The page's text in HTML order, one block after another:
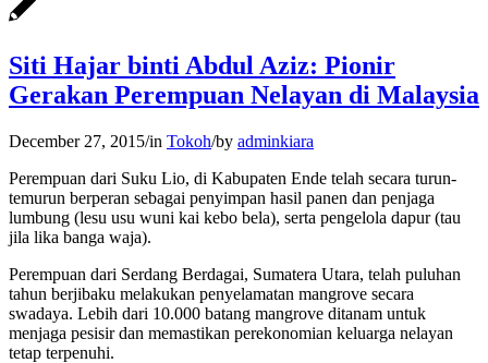
Siti Hajar binti Abdul Aziz: Pionir
Gerakan Perempuan Nelayan di Malaysia
December 27, 2015/in Tokoh/by adminkiara
Perempuan dari Suku Lio, di Kabupaten Ende telah secara turun-
temurun berperan sebagai penyimpan hasil panen dan penjaga
lumbung (lesu usu wuni kai kebo bela), serta pengelola dapur (tau
jila lika banga waja).
Perempuan dari Serdang Berdagai, Sumatera Utara, telah puluhan
tahun berjibaku melakukan penyelamatan mangrove secara
swadaya. Lebih dari 10.000 batang mangrove ditanam untuk
menjaga pesisir dan memastikan perekonomian keluarga nelayan
tetap terpenuhi.